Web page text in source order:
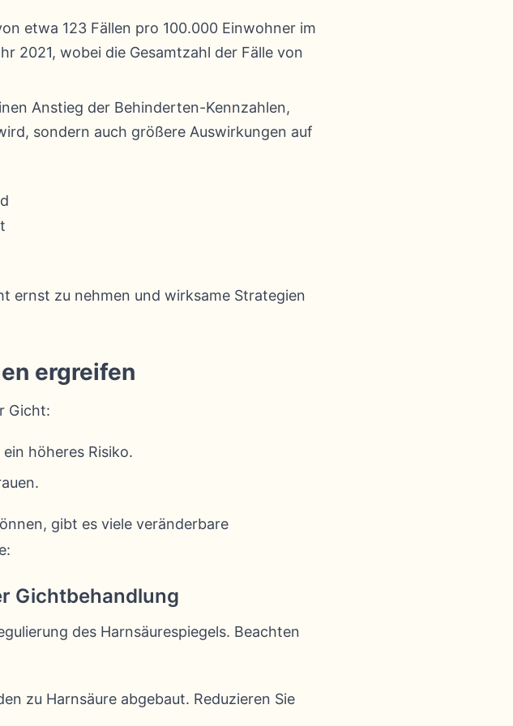
etwa 123 Fällen pro 100.000 Einwohner im
2021, wobei die Gesamtzahl der Fälle von
Anstieg der Behinderten-Kennzahlen,
sondern auch größere Auswirkungen auf
ernst zu nehmen und wirksame Strategien
ergreifen
Gicht:
höheres Risiko.
gibt es viele veränderbare
Gichtbehandlung
des Harnsäurespiegels. Beachten
zu Harnsäure abgebaut. Reduzieren Sie